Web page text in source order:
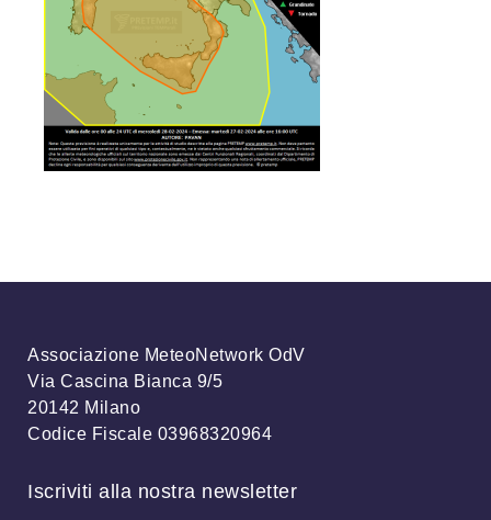
Associazione MeteoNetwork OdV
Via Cascina Bianca 9/5
20142 Milano
Codice Fiscale 03968320964
Iscriviti alla nostra newsletter